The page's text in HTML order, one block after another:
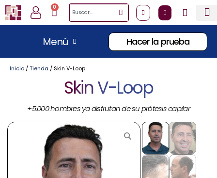
al
0
CartSearch
Menú Hacer la prueba
Inicio /Tienda / Skin V-Loop
Skin V-Loop
+5.000 hombres ya disfrutan de su prótesis capilar